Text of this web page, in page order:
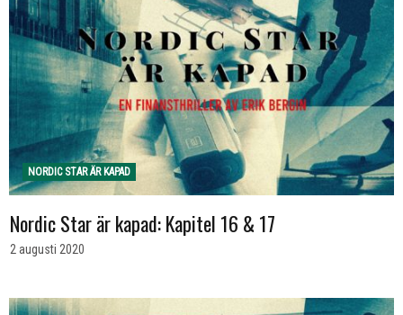
NORDIC STAR ÄR KAPAD
Nordic Star är kapad: Kapitel 16 & 17
2 augusti 2020